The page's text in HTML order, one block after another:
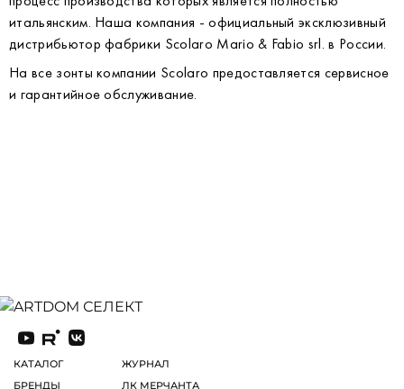
итальянским. Наша компания - официальный эксклюзивный
дистрибьютор фабрики Scolaro Mario & Fabio srl. в России.
На все зонты компании Scolaro предоставляется сервисное
и гарантийное обслуживание.
КАТАЛОГ
БРЕНДЫ
ЖУРНАЛ
ЛК МЕРЧАНТА